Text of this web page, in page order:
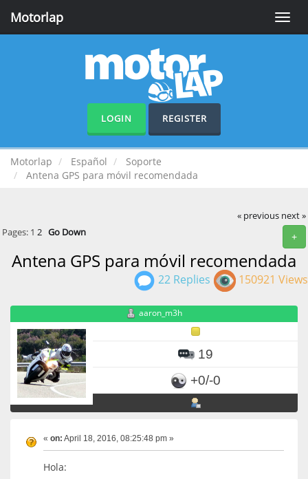
Toggle
Motorlap
LOGIN REGISTER
Motorlap Español
Soporte
Antena GPS para móvil recomendada
« previous next »
+
Pages: 1 2 Go Down
Antena GPS para móvil recomendada
22 Replies 150921 Views
aaron_m3h
19
+0/-0
« on: April 18, 2016, 08:25:48 pm »
Hola: